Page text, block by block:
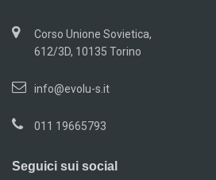
Corso Unione Sovietica,
612/3D, 10135 Torino
info@evolu-s.it
011 19665793
Seguici sui social